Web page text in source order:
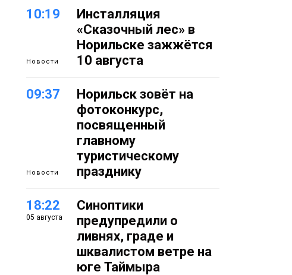
10:19
Новости
Инсталляция
«Сказочный лес» в
Норильске зажжётся
10 августа
09:37
Новости
Норильск зовёт на
фотоконкурс,
посвященный
главному
туристическому
празднику
18:22
05 августа
Синоптики
предупредили о
ливнях, граде и
шквалистом ветре на
юге Таймыра